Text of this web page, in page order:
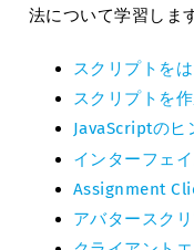
法について学習しま
スクリプトを
スクリプトを
JavaScriptのヒ
インターフェ
Assignment
アバタースク